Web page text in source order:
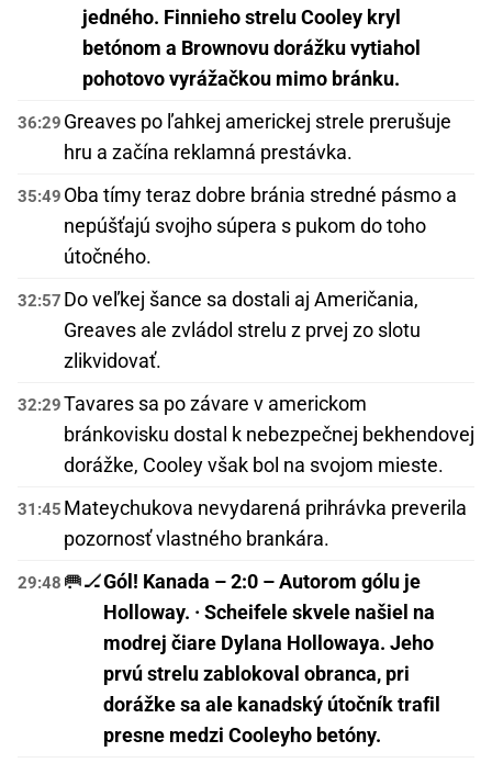
jedného. Finnieho strelu Cooley kryl
betónom a Brownovu dorážku vytiahol
pohotovo vyrážačkou mimo bránku.
36:29 Greaves po ľahkej americkej strele prerušuje
hru a začína reklamná prestávka.
35:49 Oba tímy teraz dobre bránia stredné pásmo a
nepúšťajú svojho súpera s pukom do toho
útočného.
32:57 Do veľkej šance sa dostali aj Američania,
Greaves ale zvládol strelu z prvej zo slotu
zlikvidovať.
32:29Tavares sa po závare v americkom
bránkovisku dostal k nebezpečnej bekhendovej
dorážke, Cooley však bol na svojom mieste.
31:45 Mateychukova nevydarená prihrávka preverila
pozornosť vlastného brankára.
29:48 🥅🏒Gól! Kanada – 2:0 – Autorom gólu je
Holloway. · Scheifele skvele našiel na
modrej čiare Dylana Hollowaya. Jeho
prvú strelu zablokoval obranca, pri
dorážke sa ale kanadský útočník trafil
presne medzi Cooleyho betóny.